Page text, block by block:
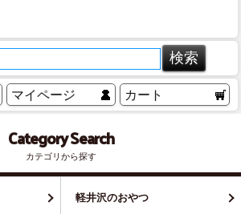
マイページ カート
Category Search
カテゴリから探す
軽井沢のおやつ